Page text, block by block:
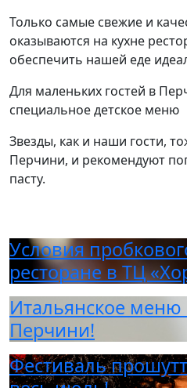
Только самые свежие и
оказываются на кухне
обеспечить нашей еде
Для маленьких гостей в
специальное детское меню
Звезды, как и наши гости,
Перчини, и рекомендуют
пасту.
Условия
ресторане в ТЦ
Итальянское меню
Перчини!
Фестиваль